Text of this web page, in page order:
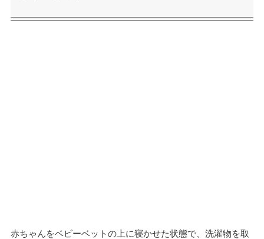
赤ちゃんをベビーベットの上に寝かせた状態で、洗濯物を取